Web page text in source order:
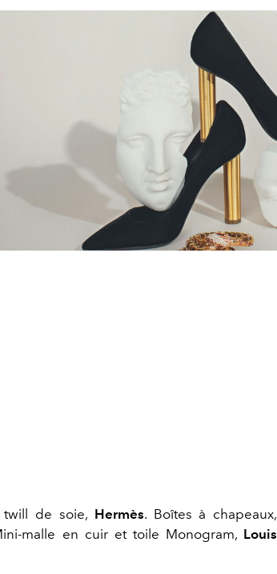
de soie, Hermès. Boîtes à chapeaux,
malle en cuir et toile Monogram, Louis